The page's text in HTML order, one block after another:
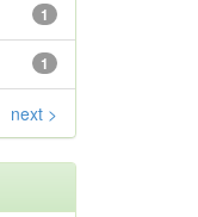
1
1
next >